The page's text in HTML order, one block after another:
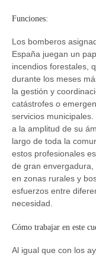
Funciones:
Los bomberos
España juegan un
incendios forestales,
durante los meses
la gestión y
catástrofes o
servicios
a la amplitud de su
largo de toda la
estos profesionales
de gran
en zonas rurales y
esfuerzos entre
necesidad.
Cómo trabajar en este
Al igual que con los